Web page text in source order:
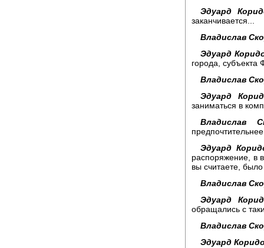
Эдуард
заканчивается...
Владислав
Эдуард
города, субъекта
Владислав
Эдуард
заниматься в
Владислав
Эдуард
распоряжение, в
вы считаете,
Владислав
Эдуард
обращались с
Владислав
Эдуард